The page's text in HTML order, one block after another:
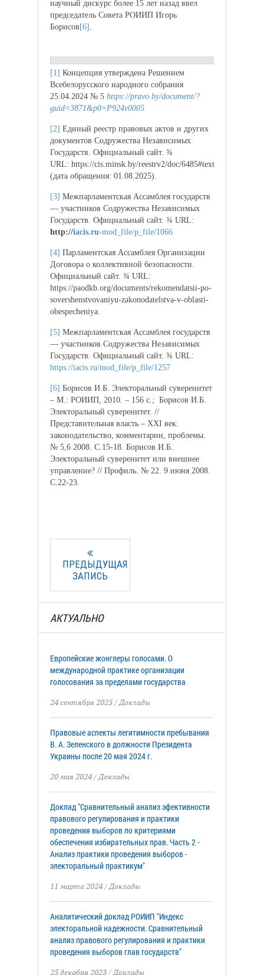
научный дискурс более 15 лет назад ввел
председатель Совета РОИИП Игорь
Борисов [6]
[1] Концепция утверждена Решением
Всебелорусского народного собрания
25.04.2024 № 5 https://pravo.by/document/?
guid=3871&p0=P924v0005
[2] Единый реестр правовых актов и других
документов Содружества Независимых
Государств. Официальный сайт. ¾
URL: https://cis.minsk.by/reestrv2/doc/6485#text
(дата обращения: 01.08.2025).
[3] Межпарламентская Ассамблея государств
— участников Содружества Независимых
Государств. Официальный сайт. ¾ URL:
http://iacis.ru›mod_file/p_file/1066
[4] Парламентская Ассамблея Организации
Договора о коллективной безопасности.
Официальный сайт. ¾ URL:
https://paodkb.org/documents/rekomendatsii-po-
sovershenstvovaniyu-zakonodatelstva-v-oblasti-
obespecheniya.
[5] Межпарламентская Ассамблея государств
— участников Содружества Независимых
Государств. Официальный сайт. ¾ URL:
https://iacis.ru/mod_file/p_file/1257
[6] Борисов И.Б. Электоральный суверенитет
– М.: РОИИП, 2010. – 156 с.; Борисов И.Б.
Электоральный суверенитет. //
Представительная власть – XXI век:
законодательство, комментарии, проблемы.
№ 5,6 2008. С.15-18. Борисов И.Б.
Электоральный суверенитет или внешнее
управление? // Профиль. № 22. 9 июня 2008.
С.22-23.
ПРЕДЫДУЩАЯ
ЗАПИСЬ
АКТУАЛЬНО
Европейские жонглеры голосами. О
международной практике организации
голосования за пределами государства
24 сентября 2025/ Доклады
Правовые аспекты легитимности пребывания
В. А. Зеленского в должности Президента
Украины после 20 мая 2024 г.
20 мая 2024 / Доклады
Доклад "Сравнительный анализ эфективности
правового регулирования и практики
проведения выборов по критериями
обеспечения избирательных прав. Часть 2 -
Анализ практики проведения выборов -
электоральный практикум"
11 марта 2024 / Доклады
Аналитический доклад РОИИП "Индекс
электоральной надежности. Сравнительный
анализ правового регулирования и практики
проведения выборов глав государств"
25 декабря 2023 / Доклады